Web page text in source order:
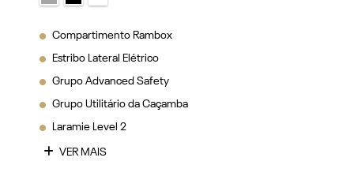
Compartimento Rambox
Estribo Lateral Elétrico
Grupo Advanced Safety
Grupo Utilitário da Caçamba
Laramie Level 2
VER MAIS